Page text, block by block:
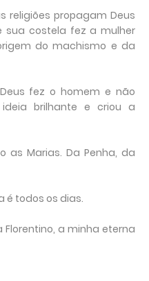
religiões propagam Deus
sua costela fez a mulher
do machismo e da
fez o homem e não
brilhante e criou a
as Marias. Da Penha, da
é todos os dias.
Florentino, a minha eterna